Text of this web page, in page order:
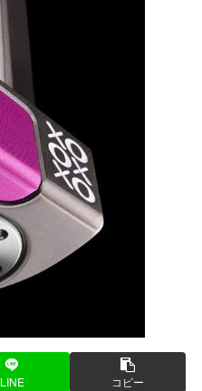
LINE コピー